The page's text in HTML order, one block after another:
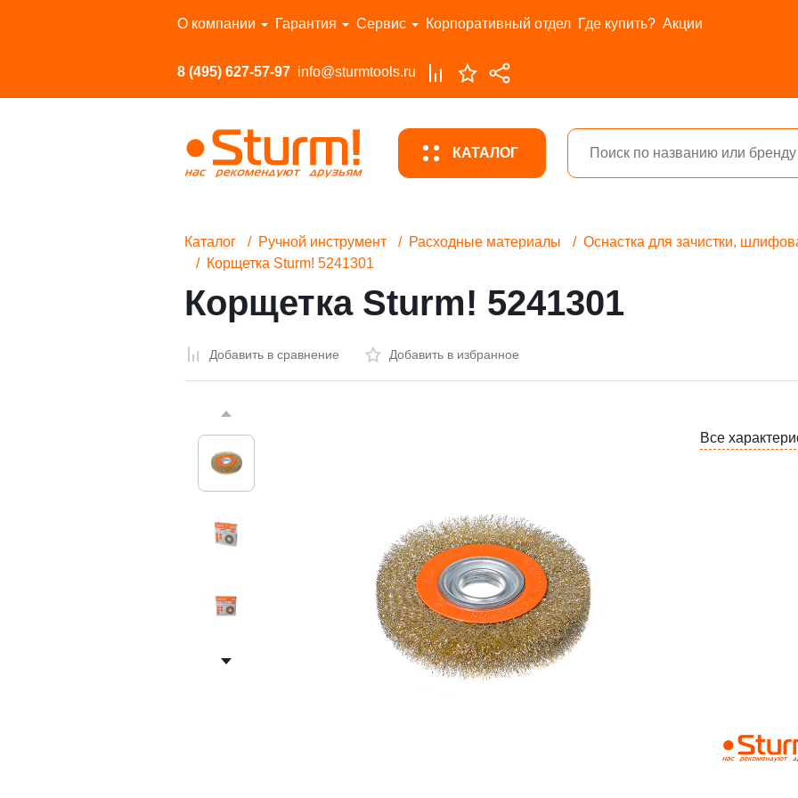
О компании Гарантия Сервис Корпоративный отдел Где купить? Акции
8 (495) 627-57-97 info@sturmtools.ru
КАТАЛОГ
Перейти в каталог
Каталог Ручной инструмент Расходные материалы Оснастка для зачистки,
Корщетка Sturm! 5241301
Корщетка Sturm! 5241301
Добавить в сравнение Добавить в избранное
Все